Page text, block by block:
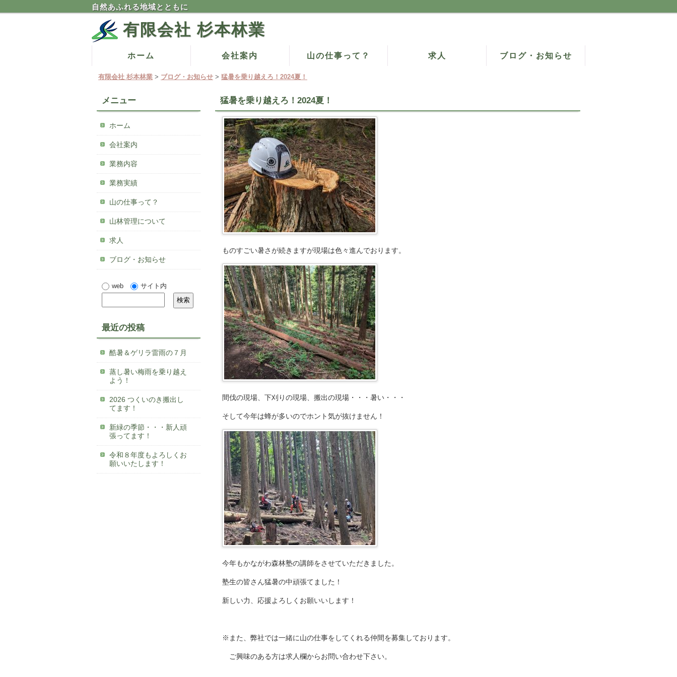
有限会社 杉本林業
自然あふれる地域とともに
メインメニュー
テ
ツ
移
動
ホーム 会社案内 山の仕事って？ 求人 ブログ・お知らせ
有限会社 杉本林業 > ブログ・お知らせ > 猛暑を乗り越えろ！2024夏！
猛暑を乗り越えろ！2024夏！
ものすごい暑さが続きますが現場は色々進んでおります。
間伐の現場、下刈りの現場、搬出の現場・・・暑い・・・
そして今年は蜂が多いのでホント気が抜けません！
今年もかながわ森林塾の講師をさせていただきました。
塾生の皆さん猛暑の中頑張てました！
新しい力、応援よろしくお願いいします！
※また、弊社では一緒に山の仕事をしてくれる仲間を募集しております。
ご興味のある方は求人欄からお問い合わせ下さい。
メニュー
ホーム
会社案内
業務内容
業務実績
山の仕事って？
山林管理について
求人
ブログ・お知らせ
web サイト内
最近の投稿
酷暑＆ゲリラ雷雨の７月
蒸し暑い梅雨を乗り越え
よう！
2026 つくいのき搬出し
てます！
新緑の季節・・・新人頑
張ってます！
令和８年度もよろしくお
願いいたします！